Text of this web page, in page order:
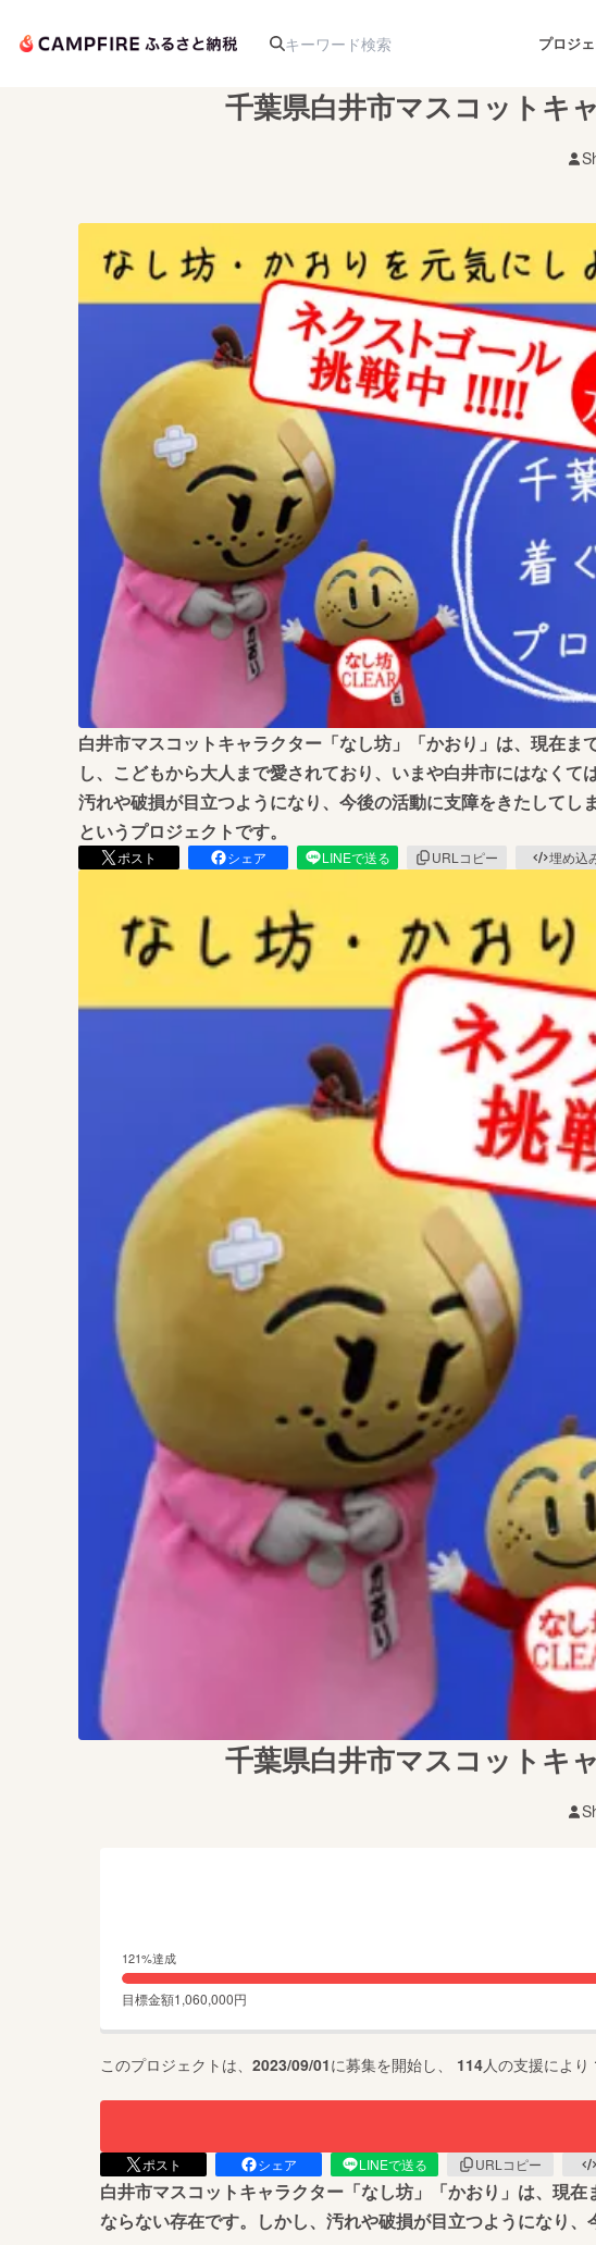
プロジ
アート・写真 音楽
テクノロジー・ガジェット ゲーム・サ
映像・映画 書籍・雑誌
ビジネス・起業 チャレンジ
まちづくり・地域活性化
千葉県白井市マスコットキ
白井市マスコットキャラクター「なし坊」「かおり」は、現在ま
し、こどもから大人まで愛されており、いまや白井市にはなくて
汚れや破損が目立つようになり、今後の活動に支障をきたしてし
というプロジェクトです。
ポスト シェア LINEで送る URLコピー 埋め込
千葉県白井市マスコットキ
121%達成
目標金額1,060,000円
このプロジェクトは、 2023/09/01に募集を開始し、 114人の支援により
ポスト シェア LINEで送る URLコピー
白井市マスコットキャラクター「なし坊」「かおり」は、現
ならない存在です。しかし、汚れや破損が目立つようになり